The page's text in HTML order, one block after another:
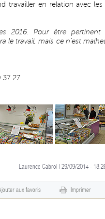
travailler en relation avec
2016. Pour être
le travail, mais ce n’est
37 27
Laurence Cabrol | 29/09/2014 -
aux favoris Imprimer